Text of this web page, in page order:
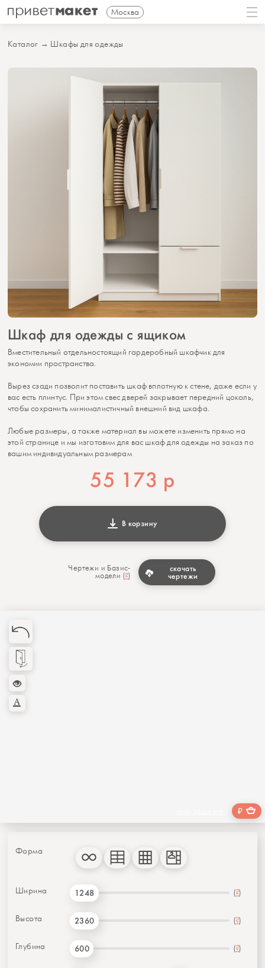
Москва
Каталог → Шкафы для одежды
Шкаф для одежды с ящиком
Вместительный отдельностоящий гардеробный шкафчик для
экономии пространства.
Вырез сзади позволит поставить шкаф вплотную к стене, даже если у
вас есть плинтус. При этом свес дверей закрывает передний цоколь,
чтобы сохранить минималистичный внешний вид шкафа.
Любые размеры, а также материал вы можете изменить прямо на
этой странице и мы изготовим для вас шкаф для одежды на заказ по
вашим индивидуальным размерам
55 173 р
В корзину
Чертежи и Базис-
модели (?)
скачать
чертежи
₽
Форма
Ширина 1248 (?)
Высота 2360 (?)
Глубина 600 (?)